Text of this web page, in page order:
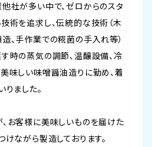
社が多い中で、ゼロからのスタ
術を追求し、伝統的な技術（木
、手作業での糀菌の手入れ等）
時の蒸気の調節、温醸設備、冷
味しい味噌醤油造りに勤め、着
りました。
お客様に美味しいものを届けた
けながら製造しております。